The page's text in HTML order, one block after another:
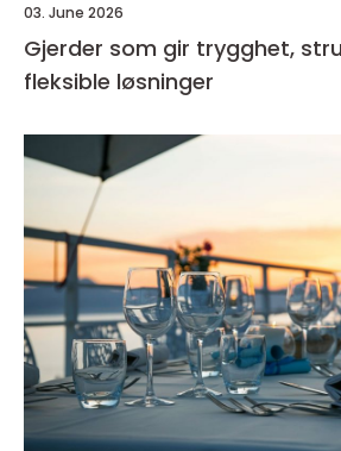
03. June 2026
Gjerder som gir trygghet,
fleksible løsninger